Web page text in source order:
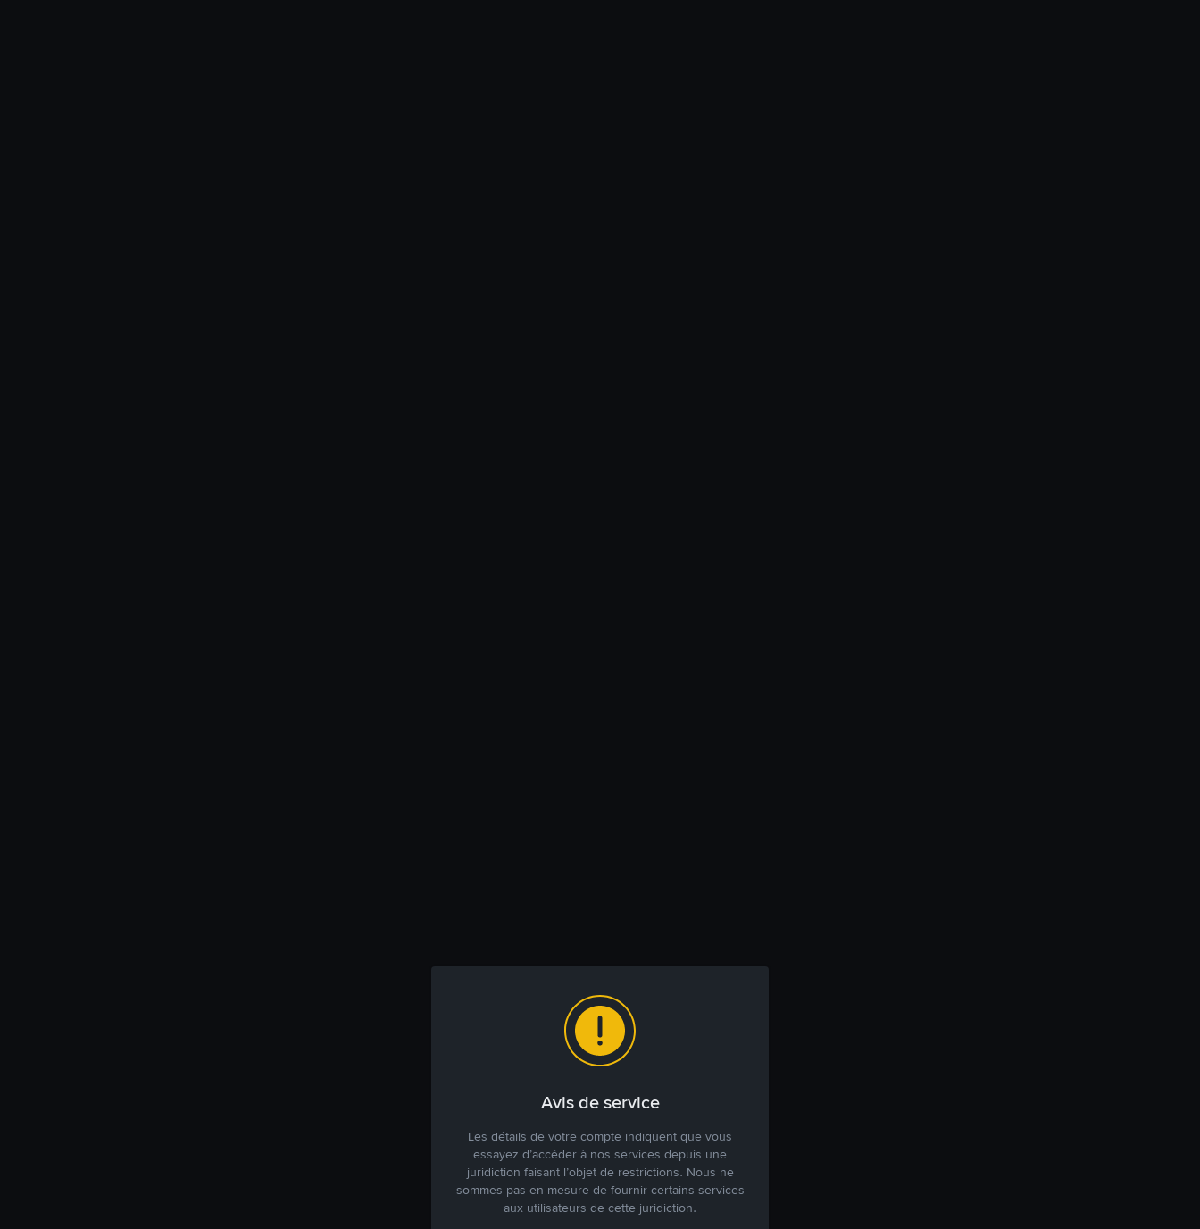
Avis de service
Les détails de votre compte indiquent que vous
essayez d’accéder à nos services depuis une
juridiction faisant l’objet de restrictions. Nous ne
sommes pas en mesure de fournir certains services
aux utilisateurs de cette juridiction.